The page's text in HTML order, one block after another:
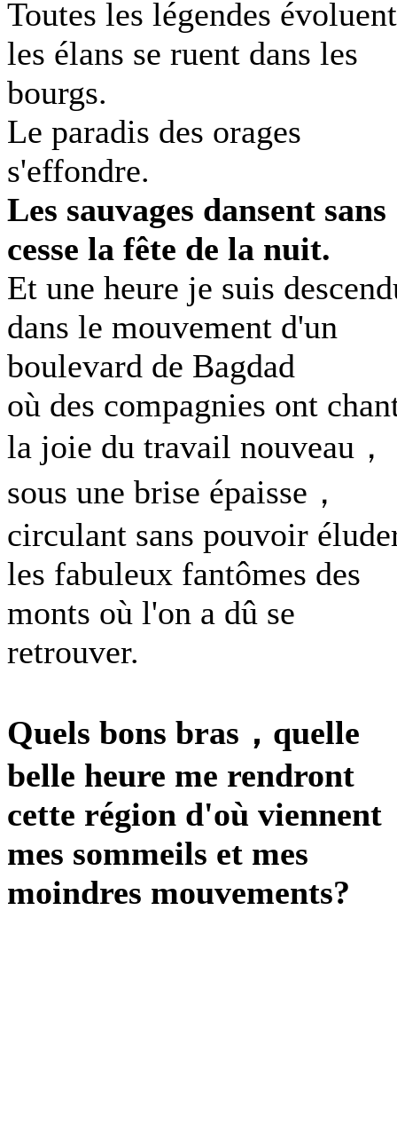
Toutes les légendes
les élans se ruent dans les
bourgs.
Le paradis des orages
s'effondre.
Les sauvages dansent sans
cesse la fête de la nuit.
Et une heure je suis
dans le mouvement d'un
boulevard de Bagdad
où des compagnies ont
la joie du travail nouveau，
sous une brise épaisse，
circulant sans pouvoir
les fabuleux fantômes des
monts où l'on a dû se
retrouver.
Quels bons bras，quelle
belle heure me rendront
cette région d'où viennent
mes sommeils et mes
moindres mouvements?